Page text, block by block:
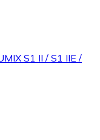
S1 II / S1 IIE /